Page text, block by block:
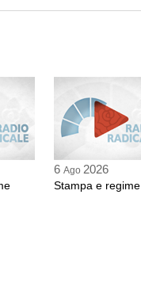
6 Ago 2026
Stampa e regime